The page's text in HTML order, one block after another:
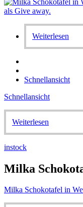
Weiterlesen
Schnellansicht
Schnellansicht
Weiterlesen
instock
Milka
Milka Schokotafel in